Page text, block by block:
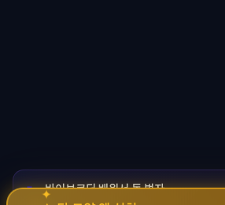
🚀바이브코딩 배워서 돈 벌자
코딩 몰라도 AI로 자동화 수익 시스템 구축 · 무료
✦